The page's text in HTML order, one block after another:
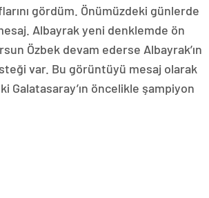
gördüm. Önümüzdeki günlerde
Albayrak yeni denklemde ön
Özbek devam ederse Albayrak’ın
var. Bu görüntüyü mesaj olarak
Galatasaray’ın öncelikle şampiyon